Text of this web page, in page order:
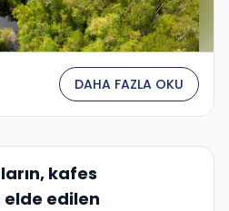
DAHA FAZLA OKU
kafes
edilen